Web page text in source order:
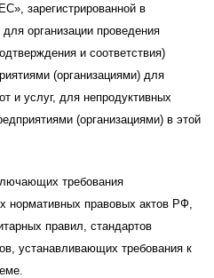
зарегистрированной в
организации проведения
и соответствия)
(организациями) для
и услуг, для непродуктивных
(организациями) в этой
требования
нормативных правовых актов РФ,
правил, стандартов
устанавливающих требования к